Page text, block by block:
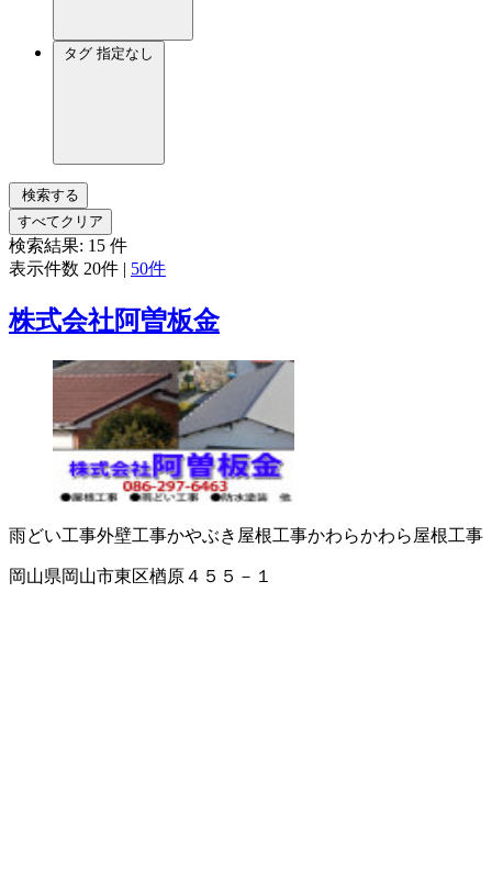
タグ 指定なし
検索する
すべてクリア
検索結果: 15 件
表示件数 20件 | 50件
株式会社阿曽板金
雨どい工事外壁工事かやぶき屋根工事かわらかわら屋根工事
岡山県岡山市東区楢原４５５－１